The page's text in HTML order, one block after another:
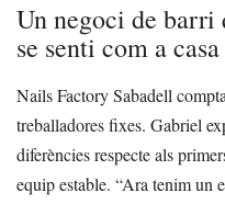
Un negoci de
se senti com a casa
Nails Factory Sabadell
treballadores fixes. Gabriel
diferències respecte als
equip estable. “Ara tenim un